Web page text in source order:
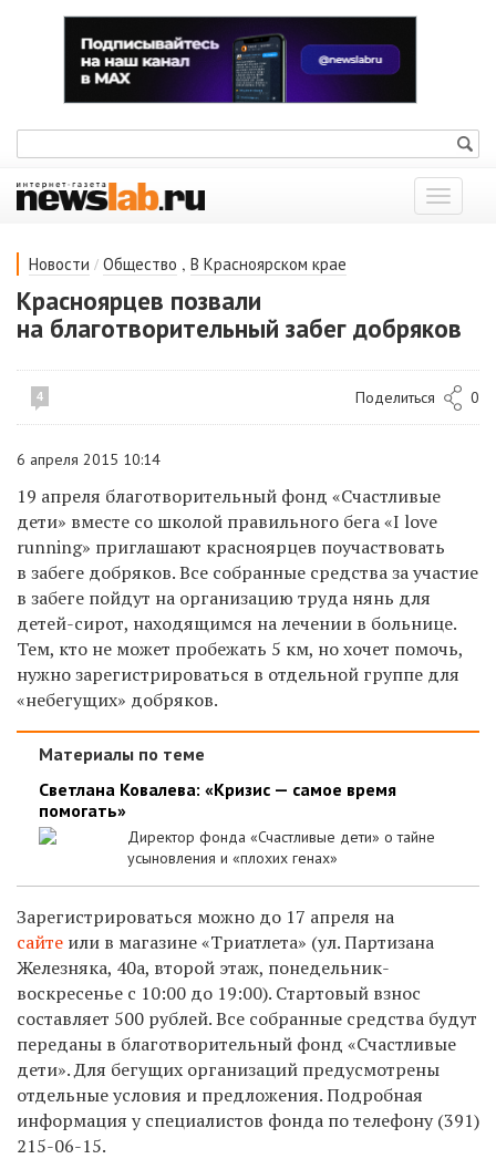
Показать
меню
Новости / Общество , В Красноярском крае
Красноярцев позвали
на благотворительный забег добряков
4 Поделиться 0
6 апреля 2015 10:14
19 апреля благотворительный фонд «Счастливые
дети» вместе со школой правильного бега «I love
running» приглашают красноярцев поучаствовать
в забеге добряков. Все собранные средства за участие
в забеге пойдут на организацию труда нянь для
детей-сирот, находящимся на лечении в больнице.
Тем, кто не может пробежать 5 км, но хочет помочь,
нужно зарегистрироваться в отдельной группе для
«небегущих» добряков.
Материалы по теме
Светлана Ковалева: «Кризис — самое время
помогать»
Директор фонда «Счастливые дети» о тайне
усыновления и «плохих генах»
Зарегистрироваться можно до 17 апреля на
сайте или в магазине «Триатлета» (ул. Партизана
Железняка, 40а, второй этаж, понедельник-
воскресенье с 10:00 до 19:00). Стартовый взнос
составляет 500 рублей. Все собранные средства будут
переданы в благотворительный фонд «Счастливые
дети». Для бегущих организаций предусмотрены
отдельные условия и предложения. Подробная
информация у специалистов фонда по телефону(391)
215-06-15.